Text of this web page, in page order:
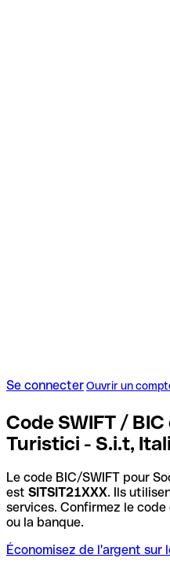
Se connecterOuvrir un
Code SWIFT /
Turistici - S.i.t,
Le code BIC/SWIFT pour
est SITSIT21XXX. Ils
services. Confirmez le
ou la banque.
Économisez de l'argent sur